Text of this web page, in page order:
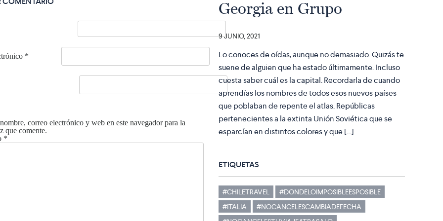
*
correo electrónico y web en este navegador para la
que comente.
*
Georgia en Grupo
9 JUNIO, 2021
Lo conoces de oídas, aunque no demasiado. Quizás te
suene de alguien que ha estado últimamente. Incluso
cuesta saber cuál es la capital. Recordarla de cuando
aprendías los nombres de todos esos nuevos países
que poblaban de repente el atlas. Repúblicas
pertenecientes a la extinta Unión Soviética que se
esparcían en distintos colores y que […]
ETIQUETAS
#CHILETRAVEL
#DONDELOIMPOSIBLEESPOSIBLE
#ITALIA
#NOCANCELESCAMBIADEFECHA